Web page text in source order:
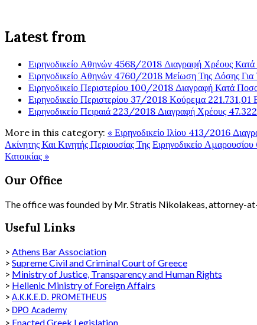
Latest from
Ειρηνοδικείο Αθηνών 4568/2018 Διαγραφή Χρέους
Ειρηνοδικείο Αθηνών 4760/2018 Μείωση Της Δόσης
Ειρηνοδικείο Περιστερίου 100/2018 Διαγραφή Κατά
Ειρηνοδικείο Περιστερίου 37/2018 Κούρεμα
Ειρηνοδικείο Πειραιά 223/2018 Διαγραφή Χρέους
More in this category: « Ειρηνοδικείο Ιλίου 413/2016
Ακίνητης Και Κινητής Περιουσίας Της Ειρηνοδικείο
Κατοικίας »
Our Office
The office was founded by Mr. Stratis Nikolakeas, attorney-
Useful Links
> Athens Bar Association
> Supreme Civil and Criminal Court of Greece
> Ministry of Justice, Transparency and Human Rights
> Hellenic Ministry of Foreign Affairs
> A.K.K.E.D. PROMETHEUS
> DPO Academy
> Enacted Greek Legislation